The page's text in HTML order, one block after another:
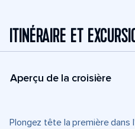
ITINÉRAIRE ET
Aperçu de la croisière
Plongez tête la première dans